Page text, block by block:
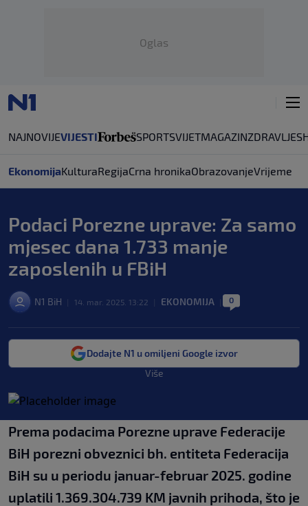
Oglas
NAJNOVIJEVIJESTI SPORTSVIJETMAGAZINZDRAVLJE
EkonomijaKulturaRegijaCrna hronikaObrazovanjeVrijeme
Podaci Porezne uprave: Za samo
mjesec dana 1.733 manje
zaposlenih u FBiH
N1 BiH 14. mar. 2025. 13:22 EKONOMIJA 0
Dodajte N1 u omiljeni Google izvor
Više
Prema podacima Porezne uprave Federacije
BiH porezni obveznici bh. entiteta Federacija
BiH su u periodu januar-februar 2025. godine
uplatili 1.369.304.739 KM javnih prihoda, što je